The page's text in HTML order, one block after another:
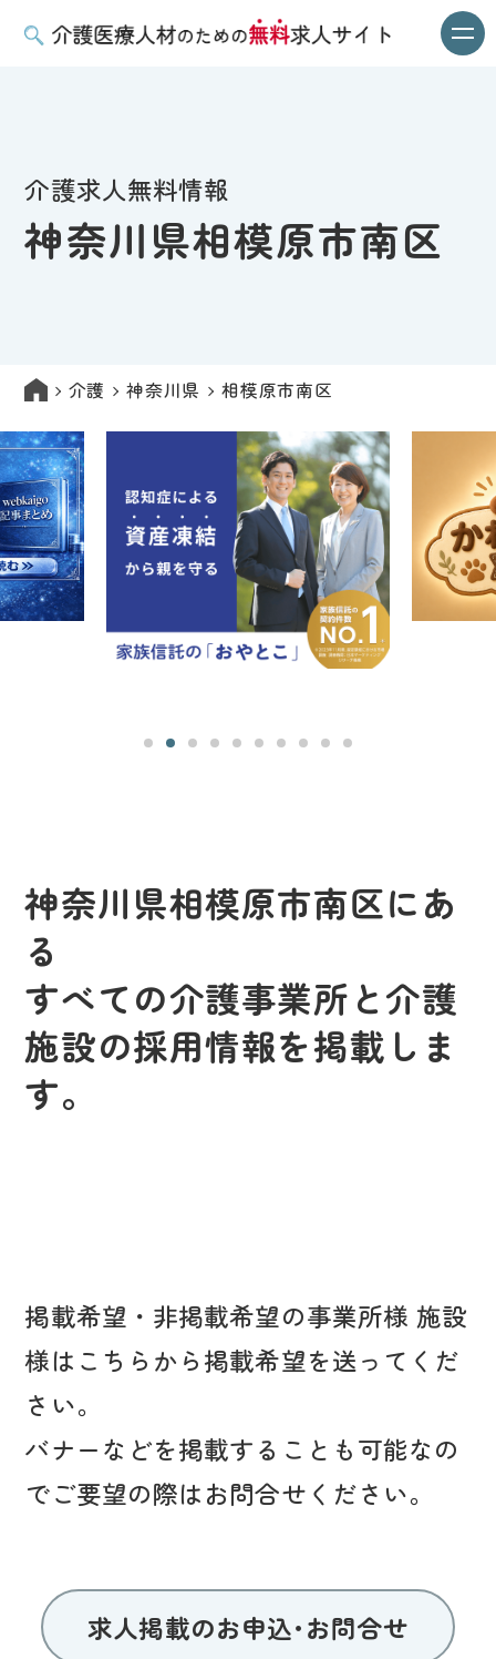
介護求人無料情報
神奈川県相模原市南区
介護 神奈川県 相模原市南区
神奈川県相模原市南区にあ
る
すべての介護事業所と介護
施設の採用情報を掲載しま
す。
掲載希望・非掲載希望の事業所様 施設
様はこちらから掲載希望を送ってくだ
さい。
バナーなどを掲載することも可能なの
でご要望の際はお問合せください。
求人掲載のお申込･お問合せ